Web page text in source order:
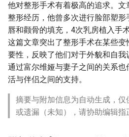
他对整形手术有着极高的追求。
整形经历，他曾多次进行脸部塑
唇和颧骨的填充，4次乳房植入手
这篇文章突出了整形手术在某些
要性，反映了他们对于外貌和自
通过富尔维娅与妻子之间的关系
活与伴侣之间的支持。
摘要与附加信息为自动生成，
或遗漏（未知），请协助编辑指